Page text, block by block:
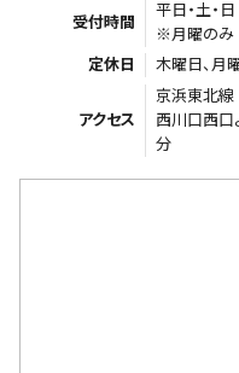
受付時間
平日・土・日
※月曜のみ
定休日
木曜日、月
アクセス
京浜東北
西川口西口
分